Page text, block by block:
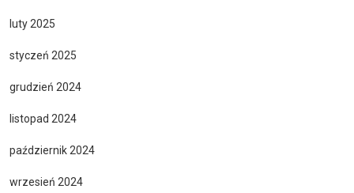
luty 2025
styczeń 2025
grudzień 2024
listopad 2024
październik 2024
wrzesień 2024